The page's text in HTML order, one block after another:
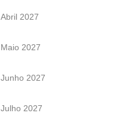
Abril 2027
Maio 2027
Junho 2027
Julho 2027